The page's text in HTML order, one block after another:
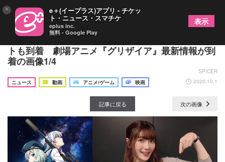
ファンコンテストが開催決定＆井澤美香子のコメン
トも到着 劇場アニメ『グリザイア』最新情報が到
着の画像1/4
SPICER
ニュース
動画 アニメ/ゲーム 映画 2020.10.1
記事に戻る 次の画像
× e＋(イープラス)アプリ - チケッ
ト・ニュース・スマチケ
eplus inc.
無料 - Google Play
表示